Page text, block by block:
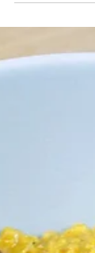
spinazie